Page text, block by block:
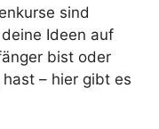
sind
Ideen auf
bist oder
– hier gibt es